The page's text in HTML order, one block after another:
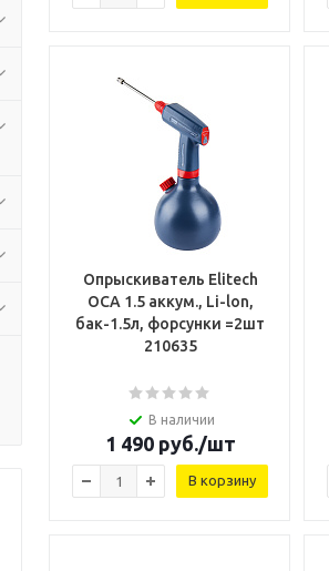
Опрыскиватель Elitech
ОСА 1.5 аккум., Li-lon,
бак-1.5л, форсунки =2шт
210635
В наличии
1 490руб./шт
В корзину